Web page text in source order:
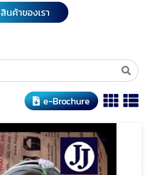
สินค้าของเรา
e-Brochure